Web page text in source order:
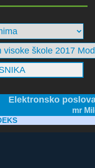
Elektronsko
mr